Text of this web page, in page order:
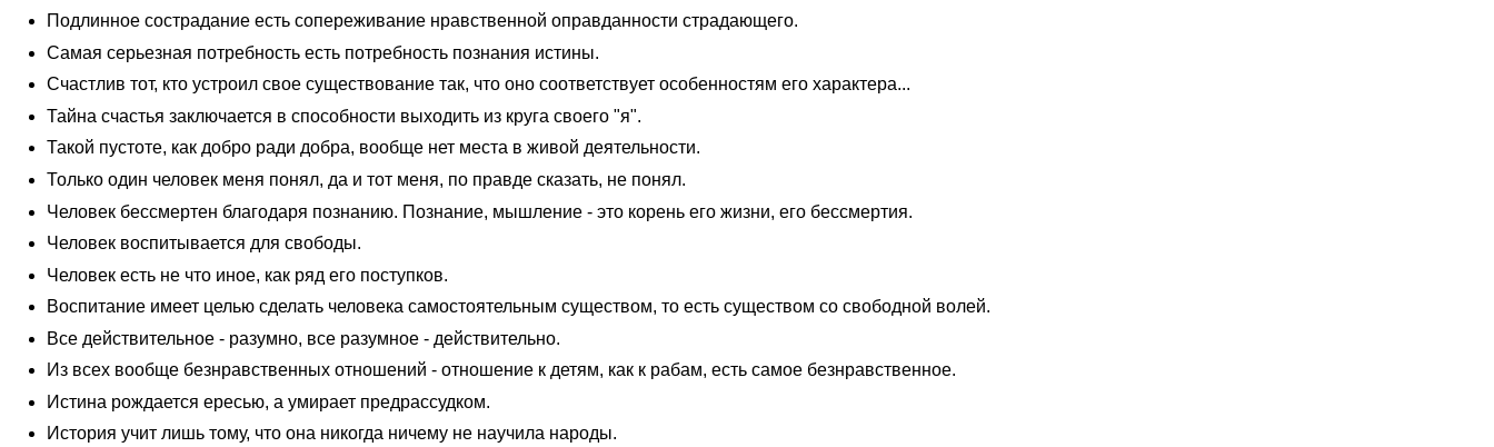
Подлинное сострадание есть сопереживание нравственной оправданности страдающего.
Самая серьезная потребность есть потребность познания истины.
Счастлив тот, кто устроил свое существование так, что оно соответствует особенностям его характера...
Тайна счастья заключается в способности выходить из круга своего "я".
Такой пустоте, как добро ради добра, вообще нет места в живой деятельности.
Только один человек меня понял, да и тот меня, по правде сказать, не понял.
Человек бессмертен благодаря познанию. Познание, мышление - это корень его жизни, его бессмертия.
Человек воспитывается для свободы.
Человек есть не что иное, как ряд его поступков.
Воспитание имеет целью сделать человека самостоятельным существом, то есть существом со свободной волей.
Все действительное - разумно, все разумное - действительно.
Из всех вообще безнравственных отношений - отношение к детям, как к рабам, есть самое безнравственное.
Истина рождается ересью, а умирает предрассудком.
История учит лишь тому, что она никогда ничему не научила народы.